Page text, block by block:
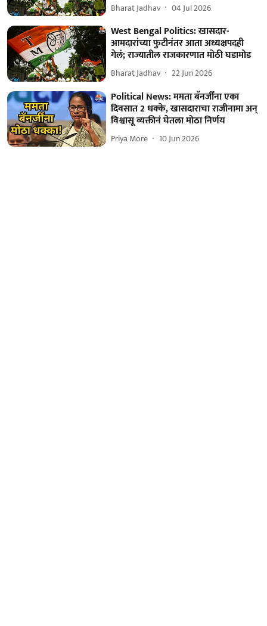
Bharat Jadhav 04 Jul 2026
West Bengal Politics: खासदार-
आमदारांच्या फुटीनंतर आता अध्यक्षपदही
गेलं; राज्यातील राजकारणात मोठी घडामोड
Bharat Jadhav 22 Jun 2026
Political News: ममता बॅनर्जींना एका
दिवसात 2 धक्के, खासदाराचा राजीनामा अन्
विश्वासू व्यक्तीनं घेतला मोठा निर्णय
Priya More 10 Jun 2026